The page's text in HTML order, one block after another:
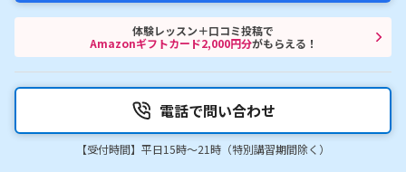
体験レッスン＋口コミ投稿で
Amazonギフトカード2,000円分がもらえる！
電話で問い合わせ
【受付時間】平日15時〜21時（特別講習期間除く）